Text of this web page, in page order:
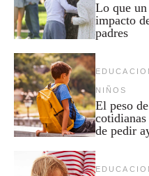
Lo que
impacto
padres
NIÑOS
El peso
de pedir